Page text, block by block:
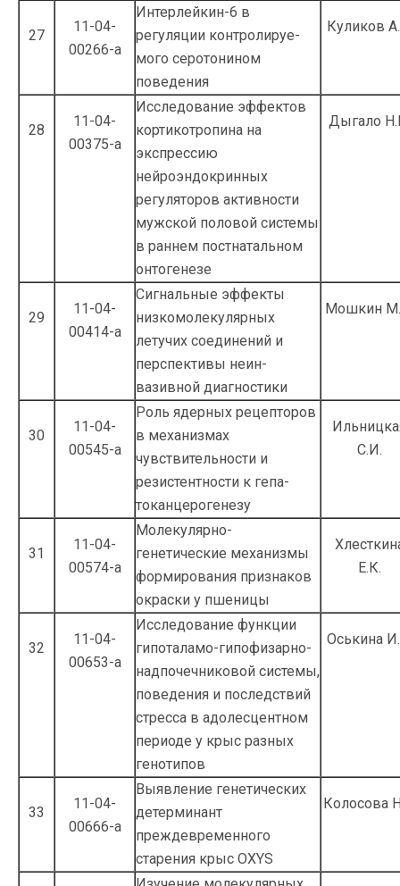
27
11-04-
00266-а
Интерлейкин-6 в
регуляции контролируе­
мого серотонином
поведения
Куликов
28
11-04-
00375-а
Исследование эффектов
кортикотропина на
экспрессию
нейроэндокринных
регулято­ров активности
мужской половой системы
в раннем постнатальном
онтогенезе
Дыгало
29
11-04-
00414-а
Сигнальные эффекты
низкомолекулярных
летучих соединений и
перспективы неин­
вазивной диагностики
Мошкин
30
11-04-
00545-а
Роль ядерных рецепторов
в механизмах
чувствительности и
резистентности к гепа­
токанцерогенезу
С.И.
31
11-04-
00574-а
Молекулярно-
генетические механизмы
формирования признаков
окраски у пшеницы
Е.К.
32
11-04-
00653-а
Исследование функции
гипоталамо-гипо­физарно-
надпочечниковой системы,
пове­дения и последствий
стресса в адолесцен­тном
периоде у крыс разных
генотипов
Оськина
33
11-04-
00666-а
Выявление генетических
детерминант
преждевременного
старения крыс OXYS
Колосова